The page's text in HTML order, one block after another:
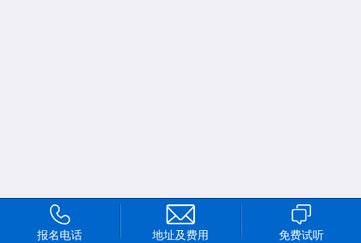
首页 更多
报名电话 地址及费用 免费试听